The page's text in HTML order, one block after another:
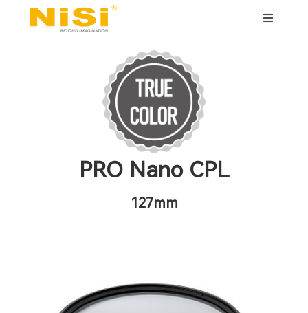
内
Toggle
PRO Nano CPL
127mm